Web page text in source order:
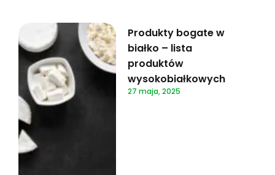
Produkty bogate w
białko – lista
produktów
wysokobiałkowych
27 maja, 2025